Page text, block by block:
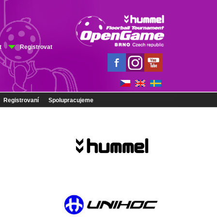
Registrovat
Registrovaní Spolupracujeme